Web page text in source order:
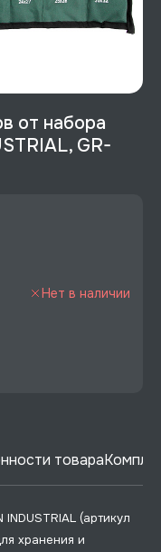
от набора
GR-
Нет в наличии
товара
(артикул
хранения и